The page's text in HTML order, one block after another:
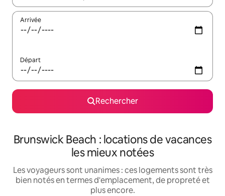
Arrivée
Départ
Rechercher
Brunswick Beach : locations de vacances
les mieux notées
Les voyageurs sont unanimes : ces logements sont très
bien notés en termes d'emplacement, de propreté et
plus encore.